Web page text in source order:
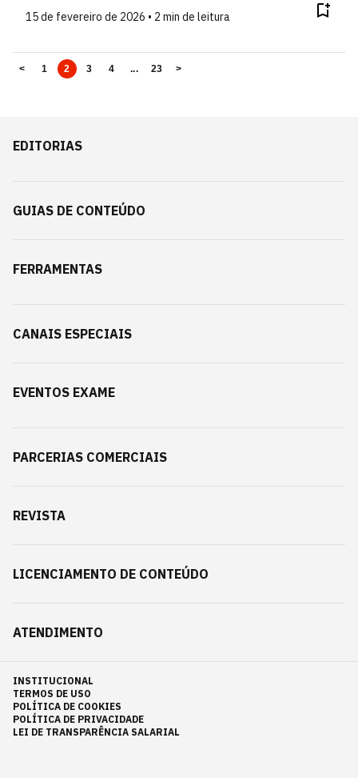
15 de fevereiro de 2026 • 2 min de leitura
< 1 2 3 4 ... 23 >
EDITORIAS
GUIAS DE CONTEÚDO
FERRAMENTAS
CANAIS ESPECIAIS
EVENTOS EXAME
PARCERIAS COMERCIAIS
REVISTA
LICENCIAMENTO DE CONTEÚDO
ATENDIMENTO
INSTITUCIONAL
TERMOS DE USO
POLÍTICA DE COOKIES
POLÍTICA DE PRIVACIDADE
LEI DE TRANSPARÊNCIA SALARIAL